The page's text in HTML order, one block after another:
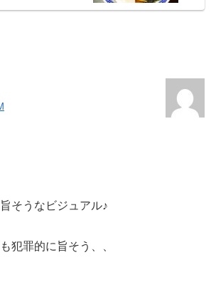
そうなビジュアル♪
犯罪的に旨そう、、